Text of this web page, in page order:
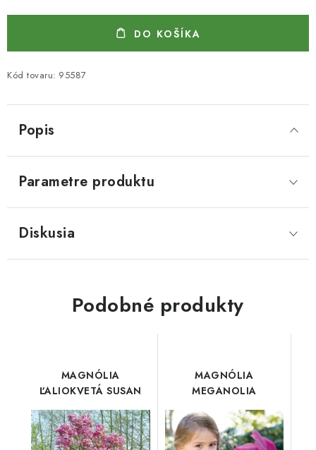
DO KOŠÍKA
Kód tovaru: 95587
Popis
Parametre produktu
Diskusia
Podobné produkty
MAGNÓLIA
ĽALIOKVETÁ SUSAN
MAGNÓLIA
MEGANOLIA